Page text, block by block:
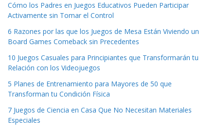
Cómo los Padres en Juegos Educativos Pueden Participar
Activamente sin Tomar el Control
6 Razones por las que los Juegos de Mesa Están Viviendo un
Board Games Comeback sin Precedentes
10 Juegos Casuales para Principiantes que Transformarán tu
Relación con los Videojuegos
5 Planes de Entrenamiento para Mayores de 50 que
Transforman tu Condición Física
7 Juegos de Ciencia en Casa Que No Necesitan Materiales
Especiales